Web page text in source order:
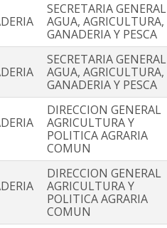
SECRETARIA GENERAL
AGUA, AGRICULTURA,
GANADERIA Y PESCA
SECRETARIA GENERAL
AGUA, AGRICULTURA,
GANADERIA Y PESCA
DIRECCION GENERAL
AGRICULTURA Y
POLITICA AGRARIA
COMUN
DIRECCION GENERAL
AGRICULTURA Y
POLITICA AGRARIA
COMUN